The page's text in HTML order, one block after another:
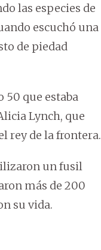
las especies de
escuchó una
de piedad
50 que estaba
Lynch, que
rey de la frontera.
un fusil
más de 200
su vida.